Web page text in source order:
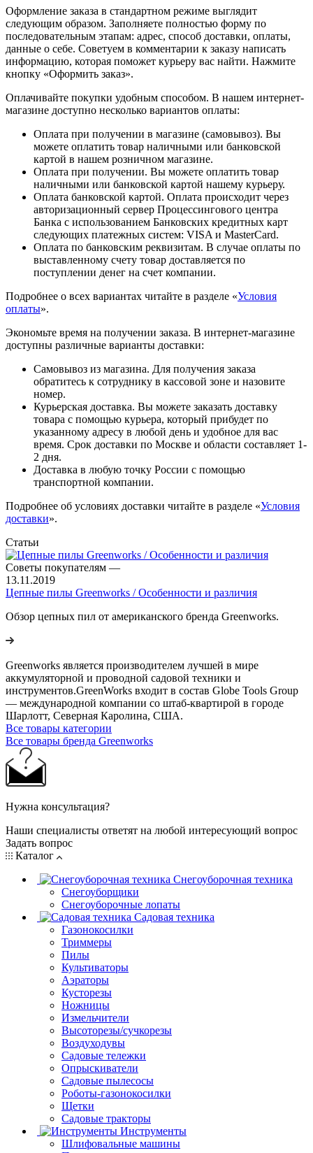
Оформление заказа в стандартном режиме выглядит
следующим образом. Заполняете полностью форму по
последовательным этапам: адрес, способ доставки, оплаты,
данные о себе. Советуем в комментарии к заказу написать
информацию, которая поможет курьеру вас найти. Нажмите
кнопку «Оформить заказ».
Оплачивайте покупки удобным способом. В нашем интернет-
магазине доступно несколько вариантов оплаты:
Оплата при получении в магазине (самовывоз). Вы
можете оплатить товар наличными или банковской
картой в нашем розничном магазине.
Оплата при получении. Вы можете оплатить товар
наличными или банковской картой нашему курьеру.
Оплата банковской картой. Оплата происходит через
авторизационный сервер Процессингового центра
Банка с использованием Банковских кредитных карт
следующих платежных систем: VISA и MasterCard.
Оплата по банковским реквизитам. В случае оплаты по
выставленному счету товар доставляется по
поступлении денег на счет компании.
Подробнее о всех вариантах читайте в разделе «Условия
оплаты».
Экономьте время на получении заказа. В интернет-магазине
доступны различные варианты доставки:
Самовывоз из магазина. Для получения заказа
обратитесь к сотруднику в кассовой зоне и назовите
номер.
Курьерская доставка. Вы можете заказать доставку
товара с помощью курьера, который прибудет по
указанному адресу в любой день и удобное для вас
время. Срок доставки по Москве и области составляет 1-
2 дня.
Доставка в любую точку России с помощью
транспортной компании.
Подробнее об условиях доставки читайте в разделе «Условия
доставки».
Статьи
Советы покупателям —
13.11.2019
Цепные пилы Greenworks / Особенности и различия
Обзор цепных пил от американского бренда Greenworks.
Greenworks является производителем лучшей в мире
аккумуляторной и проводной садовой техники и
инструментов.GreenWorks входит в состав Globe Tools Group
— международной компании со штаб-квартирой в городе
Шарлотт, Северная Каролина, США.
Все товары категории
Все товары бренда Greenworks
Нужна консультация?
Наши специалисты ответят на любой интересующий вопрос
Задать вопрос
Каталог
Снегоуборочная техника
Снегоуборщики
Снегоуборочные лопаты
Садовая техника
Газонокосилки
Триммеры
Пилы
Культиваторы
Аэраторы
Кусторезы
Ножницы
Измельчители
Высоторезы/сучкорезы
Воздуходувы
Садовые тележки
Опрыскиватели
Садовые пылесосы
Роботы-газонокосилки
Щетки
Садовые тракторы
Инструменты
Шлифовальные машины